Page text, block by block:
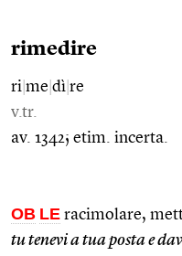
rimedire
ri me dì re
v.tr.
av. 1342; etim. incerta.
OB LE racimolare,
tu tenevi a tua posta e